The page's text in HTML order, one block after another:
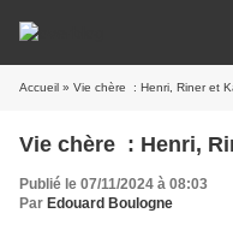
Accueil » Vie chère : Henri, Riner et
Vie chère : Henri,
Publié le 07/11/2024 à 08:03
Par Edouard Boulogne